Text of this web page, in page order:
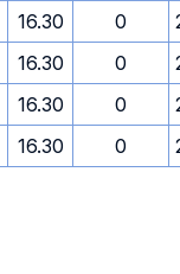
16.30 0
16.30 0
16.30 0
16.30 0